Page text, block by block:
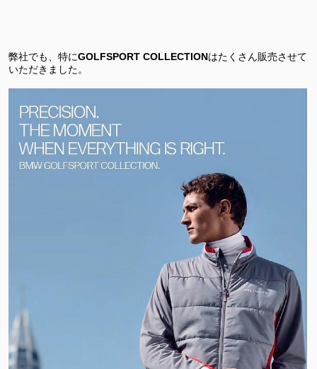
弊社でも、特にGOLFSPORT COLLECTIONはたくさん販売させて
いただきました。